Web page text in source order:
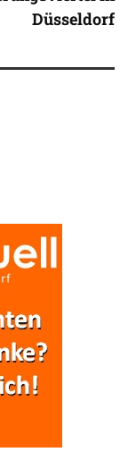
Düsseldorf